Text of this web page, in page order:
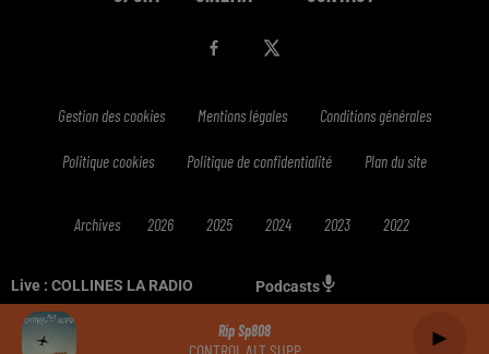
Live : COLLINES LA RADIO Podcasts
Rip Sp808
CONTROL ALT SUPP
Gestion des cookies Mentions légales Conditions générales
Politique cookies Politique de confidentialité Plan du site
Archives 2026 2025 2024 2023 2022